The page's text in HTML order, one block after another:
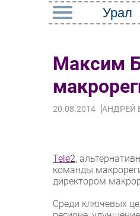
Интеграция
Рынок ПК
Максим
20.08.2014 АНДРЕЙ
Tele2,
команды
директором
Среди ключевых